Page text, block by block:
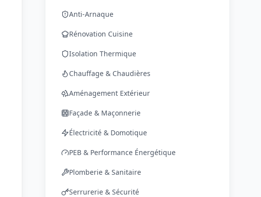
Anti-Arnaque
Rénovation Cuisine
Isolation Thermique
Chauffage & Chaudières
Aménagement Extérieur
Façade & Maçonnerie
Électricité & Domotique
PEB & Performance Énergétique
Plomberie & Sanitaire
Serrurerie & Sécurité